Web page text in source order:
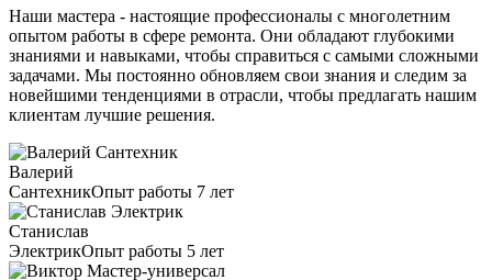
Наши мастера - настоящие профессионалы с многолетним
опытом работы в сфере ремонта. Они обладают глубокими
знаниями и навыками, чтобы справиться с самыми сложными
задачами. Мы постоянно обновляем свои знания и следим за
новейшими тенденциями в отрасли, чтобы предлагать нашим
клиентам лучшие решения.
Валерий
СантехникОпыт работы 7 лет
Станислав
ЭлектрикОпыт работы 5 лет